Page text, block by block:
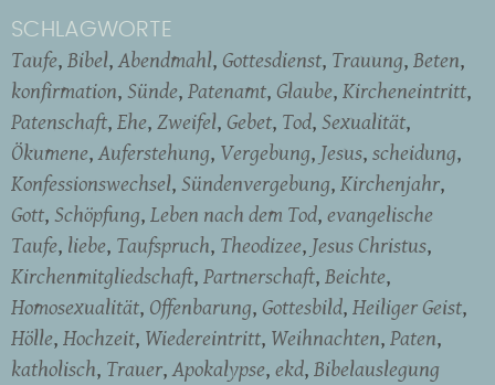
SCHLAGWORTE
Taufe Bibel Abendmahl Gottesdienst Trauung Beten
konfirmation Sünde Patenamt Glaube Kircheneintritt
Patenschaft Ehe Zweifel Gebet Tod Sexualität
Ökumene Auferstehung Vergebung Jesus scheidung
Konfessionswechsel Sündenvergebung Kirchenjahr
Gott Schöpfung Leben nach dem Tod evangelische
Taufe liebe Taufspruch Theodizee Jesus Christus
Kirchenmitgliedschaft Partnerschaft Beichte
Homosexualität Offenbarung Gottesbild Heiliger Geist
Hölle Hochzeit Wiedereintritt Weihnachten Paten
katholisch Trauer Apokalypse ekd Bibelauslegung